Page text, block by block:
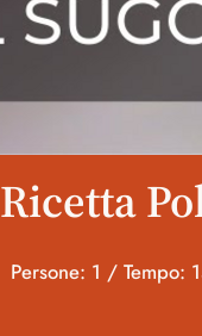
Ricetta
Persone: 1 / Tempo: